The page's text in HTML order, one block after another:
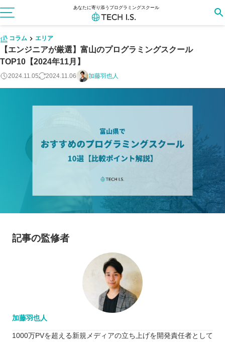
あなたに寄り添うプログラミングスクール
コラム エリア
【エンジニアが厳選】富山のプログラミングスクール
TOP10【2024年11月】
2024.11.05 2024.11.06 加藤羽也人
記事の監修者
加藤羽也人
1000万PVを超える新規メディアの立ち上げを開発責任者として